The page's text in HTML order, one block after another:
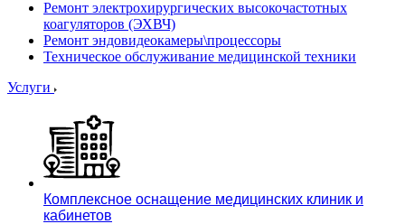
Ремонт электрохирургических высокочастотных
коагуляторов (ЭХВЧ)
Ремонт эндовидеокамеры\процессоры
Техническое обслуживание медицинской техники
Услуги
Комплексное оснащение медицинских клиник и
кабинетов